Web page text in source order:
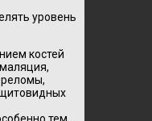
уровень
костей